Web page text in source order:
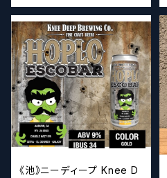
《池》ニーディープ Knee D